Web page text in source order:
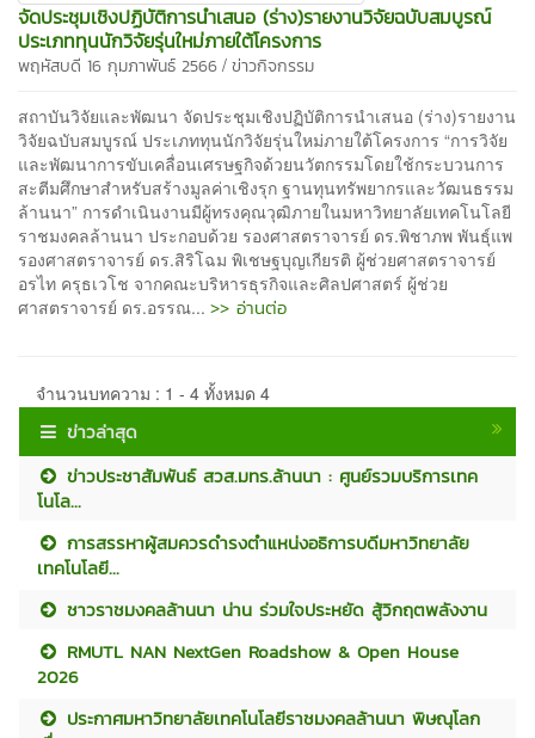
จัดประชุมเชิงปฏิบัติการนำเสนอ (ร่าง)รายงานวิจัยฉบับสมบูรณ์
ประเภททุนนักวิจัยรุ่นใหม่ภายใต้โครงการ
พฤหัสบดี 16 กุมภาพันธ์ 2566 / ข่าวกิจกรรม
สถาบันวิจัยและพัฒนา จัดประชุมเชิงปฏิบัติการนำเสนอ (ร่าง)รายงาน
วิจัยฉบับสมบูรณ์ ประเภททุนนักวิจัยรุ่นใหม่ภายใต้โครงการ “การวิจัย
และพัฒนาการขับเคลื่อนเศรษฐกิจด้วยนวัตกรรมโดยใช้กระบวนการ
สะตีมศึกษาสำหรับสร้างมูลค่าเชิงรุก ฐานทุนทรัพยากรและวัฒนธรรม
ล้านนา” การดำเนินงานมีผู้ทรงคุณวุฒิภายในมหาวิทยาลัยเทคโนโลยี
ราชมงคลล้านนา ประกอบด้วย รองศาสตราจารย์ ดร.พิชาภพ พันธุ์แพ
รองศาสตราจารย์ ดร.สิริโฉม พิเชษฐบุญเกียรติ ผู้ช่วยศาสตราจารย์
อรไท ครุธเวโช จากคณะบริหารธุรกิจและศิลปศาสตร์ ผู้ช่วย
ศาสตราจารย์ ดร.อรรณ... >> อ่านต่อ
จำนวนบทความ : 1 - 4 ทั้งหมด 4
ข่าวล่าสุด
ข่าวประชาสัมพันธ์ สวส.มทร.ล้านนา : ศูนย์รวมบริการเทค
โนโล...
การสรรหาผู้สมควรดำรงตำแหน่งอธิการบดีมหาวิทยาลัย
เทคโนโลยี...
ชาวราชมงคลล้านนา น่าน ร่วมใจประหยัด สู้วิกฤตพลังงาน
RMUTL NAN NextGen Roadshow & Open House
2026
ประกาศมหาวิทยาลัยเทคโนโลยีราชมงคลล้านนา พิษณุโลก